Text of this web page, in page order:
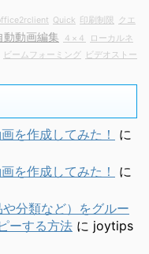
Quick 印刷制限
クエ
動動画編集 ４×４
ローカルネ
ビームフォーミング
ビデオストー
を作成してみた！
に
を作成してみた！
に
分類など）をグルー
ーする方法 に joytips